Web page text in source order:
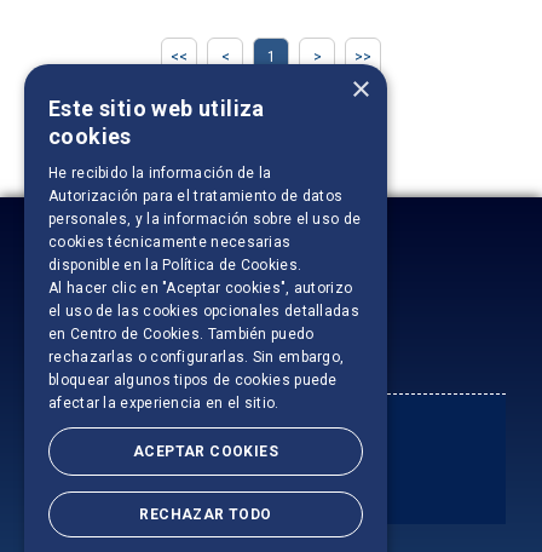
1
Ordenar por:
×
Este sitio web utiliza
cookies
He recibido la información de la
Autorización para el tratamiento de datos
personales, y la información sobre el uso de
cookies técnicamente necesarias
disponible en la Política de Cookies.
Al hacer clic en "Aceptar cookies", autorizo
el uso de las cookies opcionales detalladas
en Centro de Cookies. También puedo
rechazarlas o configurarlas. Sin embargo,
bloquear algunos tipos de cookies puede
afectar la experiencia en el sitio.
ACEPTAR COOKIES
RECHAZAR TODO